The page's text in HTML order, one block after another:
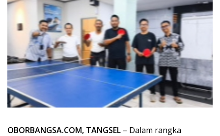
OBORBANGSA.COM, TANGSEL – Dalam rangka